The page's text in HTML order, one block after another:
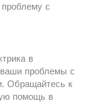
с
в
проблемы с
Обращайтесь к
помощь в